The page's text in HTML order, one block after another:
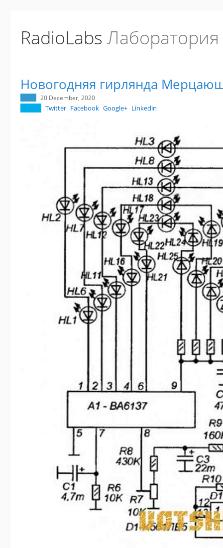
RadioLabs
Новогодняя гирлянда
20 December, 2020
Twitter Facebook Google+ Linkedin